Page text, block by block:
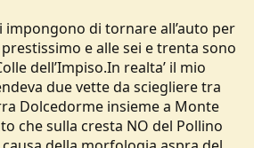
di tornare all’auto per
e alle sei e trenta sono
dell’Impiso.In realta’ il mio
due vette da sciegliere tra
Dolcedorme insieme a Monte
che sulla cresta NO del Pollino